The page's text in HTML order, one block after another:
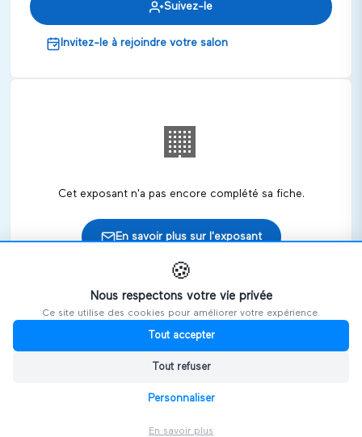
Suivez-le
Invitez-le à rejoindre votre salon
🏢
Cet exposant n'a pas encore complété sa fiche.
En savoir plus sur l'exposant
🎪Retrouvez cet exposant sur les salons
🍪
Nous respectons votre vie privée
Ce site utilise des cookies pour améliorer votre expérience.
Tout accepter
Tout refuser
Personnaliser
En savoir plus